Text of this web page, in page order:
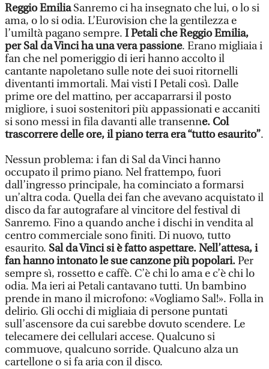
Reggio EmiliaSanremo ci ha insegnato che lui, o lo si
ama, o lo si odia. L’Eurovision che la gentilezza e
l’umiltà pagano sempre. I Petali che Reggio Emilia,
per Sal da Vinci ha una vera passione. Erano migliaia i
fan che nel pomeriggio di ieri hanno accolto il
cantante napoletano sulle note dei suoi ritornelli
diventanti immortali. Mai visti I Petali così. Dalle
prime ore del mattino, per accaparrarsi il posto
migliore, i suoi sostenitori più appassionati e accaniti
si sono messi in fila davanti alle transenne. Col
trascorrere delle ore, il piano terra era “tutto esaurito”.
Nessun problema: i fan di Sal da Vinci hanno
occupato il primo piano. Nel frattempo, fuori
dall’ingresso principale, ha cominciato a formarsi
un’altra coda. Quella dei fan che avevano acquistato il
disco da far autografare al vincitore del festival di
Sanremo. Fino a quando anche i dischi in vendita al
centro commerciale sono finiti. Di nuovo, tutto
esaurito. Sal da Vinci si è fatto aspettare. Nell’attesa, i
fan hanno intonato le sue canzone più popolari.Per
sempre sì, rossetto e caffè. C’è chi lo ama e c’è chi lo
odia. Ma ieri ai Petali cantavano tutti. Un bambino
prende in mano il microfono: «Vogliamo Sal!». Folla in
delirio. Gli occhi di migliaia di persone puntati
sull’ascensore da cui sarebbe dovuto scendere. Le
telecamere dei cellulari accese. Qualcuno si
commuove, qualcuno sorride. Qualcuno alza un
cartellone o si fa aria con il disco.